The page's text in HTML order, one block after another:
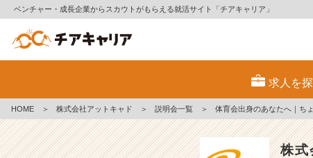
ベンチャー・成長企業からスカウトがもらえる就活サイト「チアキャリア」
社
ア
求人を
HOME ＞ 株式会社アットキャド ＞ 説明会一覧 ＞ 体育会出身のあなたへ｜ち
株式